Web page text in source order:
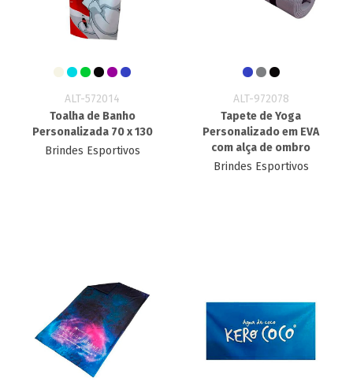
ALT-572014
Toalha de Banho
Personalizada 70 x 130
Brindes Esportivos
ALT-972078
Tapete de Yoga
Personalizado em EVA
com alça de ombro
Brindes Esportivos